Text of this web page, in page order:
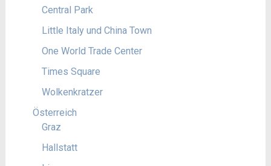
Central Park
Little Italy und China Town
One World Trade Center
Times Square
Wolkenkratzer
Österreich
Graz
Hallstatt